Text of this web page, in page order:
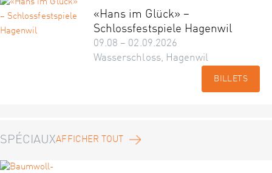
«Hans im Glück» –
Schlossfestspiele Hagenwil
09.08 – 02.09.2026
Wasserschloss, Hagenwil
BILLETS
SPÉCIAUXAFFICHER TOUT